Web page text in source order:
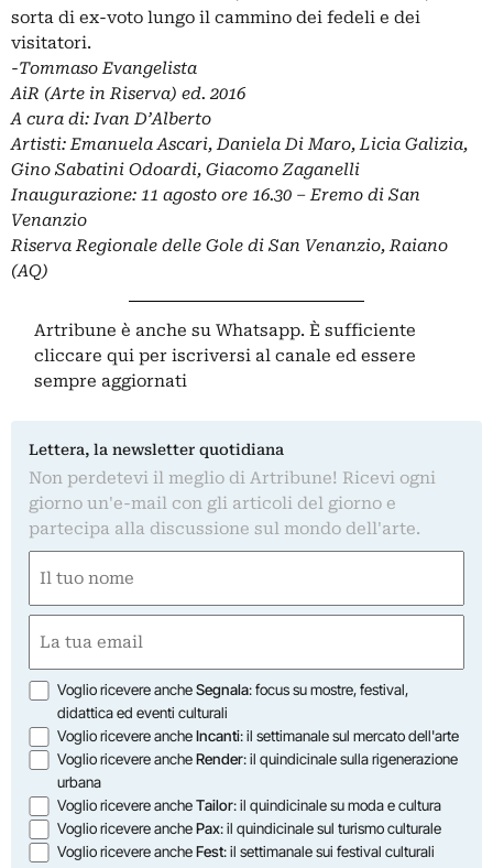
sorta di ex-voto lungo il cammino dei fedeli e dei
visitatori.
-Tommaso Evangelista
AiR (Arte in Riserva) ed. 2016
A cura di: Ivan D’Alberto
Artisti: Emanuela Ascari, Daniela Di Maro, Licia Galizia,
Gino Sabatini Odoardi, Giacomo Zaganelli
Inaugurazione: 11 agosto ore 16.30 – Eremo di San
Venanzio
Riserva Regionale delle Gole di San Venanzio, Raiano
(AQ)
Artribune è anche su Whatsapp. È sufficiente
cliccare qui per iscriversi al canale ed essere
sempre aggiornati
Lettera, la newsletter quotidiana
Non perdetevi il meglio di Artribune! Ricevi ogni
giorno un'e-mail con gli articoli del giorno e
partecipa alla discussione sul mondo dell'arte.
(Required)
First
(Required)
Opzioni
Voglio ricevere ancheSegnala: focus su mostre, festival,
didattica ed eventi culturali
Voglio ricevere ancheIncanti: il settimanale sul mercato dell'arte
Voglio ricevere ancheRender: il quindicinale sulla rigenerazione
urbana
Voglio ricevere ancheTailor: il quindicinale su moda e cultura
Voglio ricevere anchePax: il quindicinale sul turismo culturale
Voglio ricevere ancheFest: il settimanale sui festival culturali